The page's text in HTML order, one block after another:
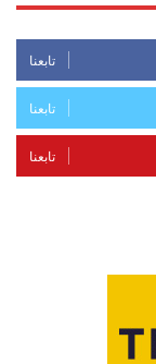
تابعنا
تابعنا
تابعنا